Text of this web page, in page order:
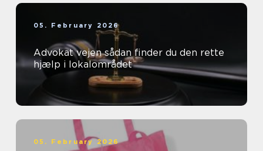
05. February 2026
Advokat vejen sådan finder du den rette
hjælp i lokalområdet
05. February 2026